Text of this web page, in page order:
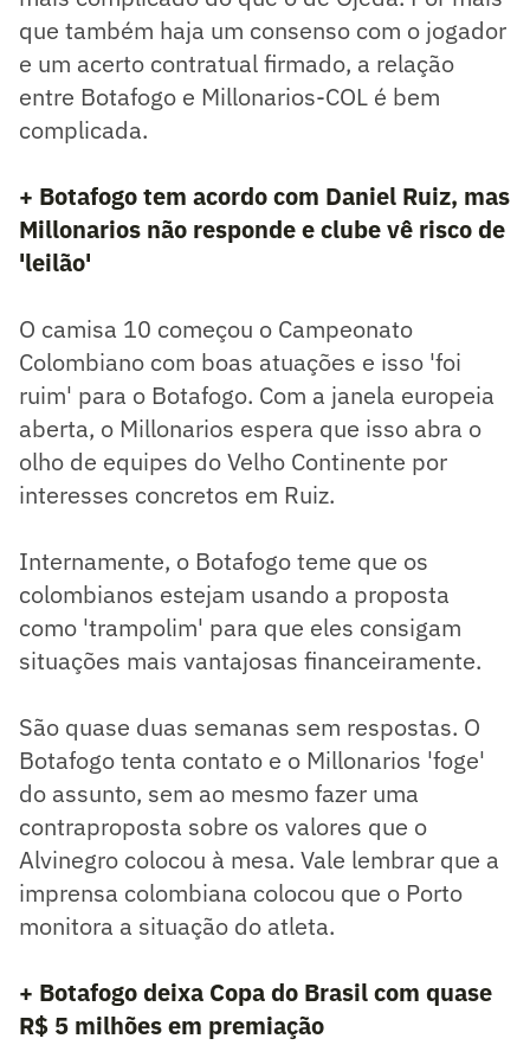
que também haja um consenso com o jogador
e um acerto contratual firmado, a relação
entre Botafogo e Millonarios-COL é bem
complicada.
+ Botafogo tem acordo com Daniel Ruiz, mas
Millonarios não responde e clube vê risco de
'leilão'
O camisa 10 começou o Campeonato
Colombiano com boas atuações e isso 'foi
ruim' para o Botafogo. Com a janela europeia
aberta, o Millonarios espera que isso abra o
olho de equipes do Velho Continente por
interesses concretos em Ruiz.
Internamente, o Botafogo teme que os
colombianos estejam usando a proposta
como 'trampolim' para que eles consigam
situações mais vantajosas financeiramente.
São quase duas semanas sem respostas. O
Botafogo tenta contato e o Millonarios 'foge'
do assunto, sem ao mesmo fazer uma
contraproposta sobre os valores que o
Alvinegro colocou à mesa. Vale lembrar que a
imprensa colombiana colocou que o Porto
monitora a situação do atleta.
+ Botafogo deixa Copa do Brasil com quase
R$ 5 milhões em premiação